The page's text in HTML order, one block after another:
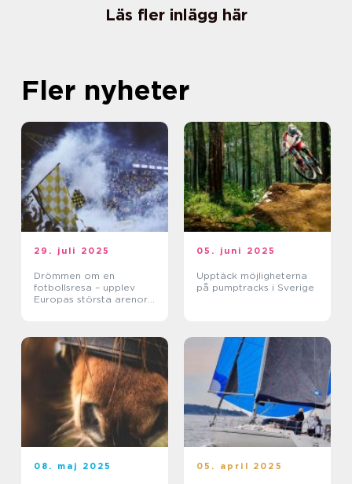
Läs fler inlägg här
Fler nyheter
29. juli 2025
Drömmen om en
fotbollsresa – upplev
Europas största arenor
05. juni 2025
Upptäck möjligheterna
på pumptracks i Sverige
08. maj 2025 05. april 2025